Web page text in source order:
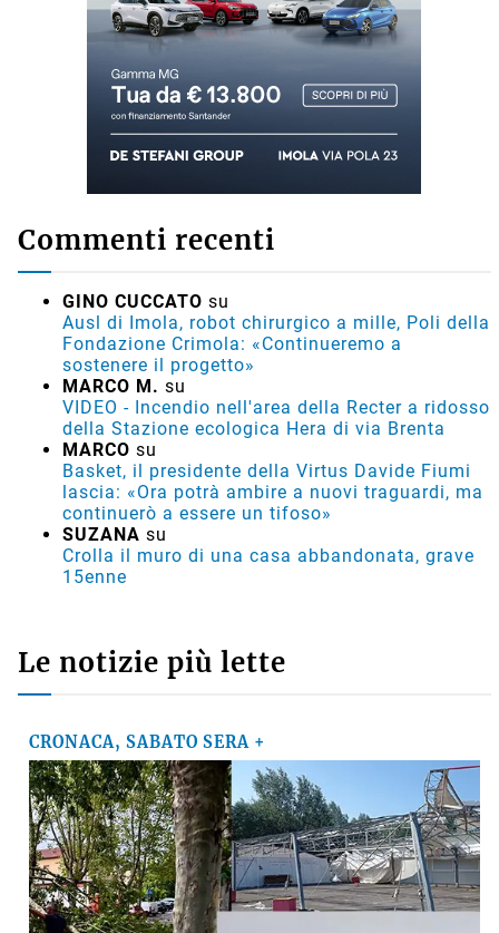
Commenti recenti
GINO CUCCATO su
Ausl di Imola, robot chirurgico a mille, Poli della
Fondazione Crimola: «Continueremo a
sostenere il progetto»
MARCO M. su
VIDEO - Incendio nell'area della Recter a ridosso
della Stazione ecologica Hera di via Brenta
MARCO su
Basket, il presidente della Virtus Davide Fiumi
lascia: «Ora potrà ambire a nuovi traguardi, ma
continuerò a essere un tifoso»
SUZANA su
Crolla il muro di una casa abbandonata, grave
15enne
Le notizie più lette
CRONACA, SABATO SERA +